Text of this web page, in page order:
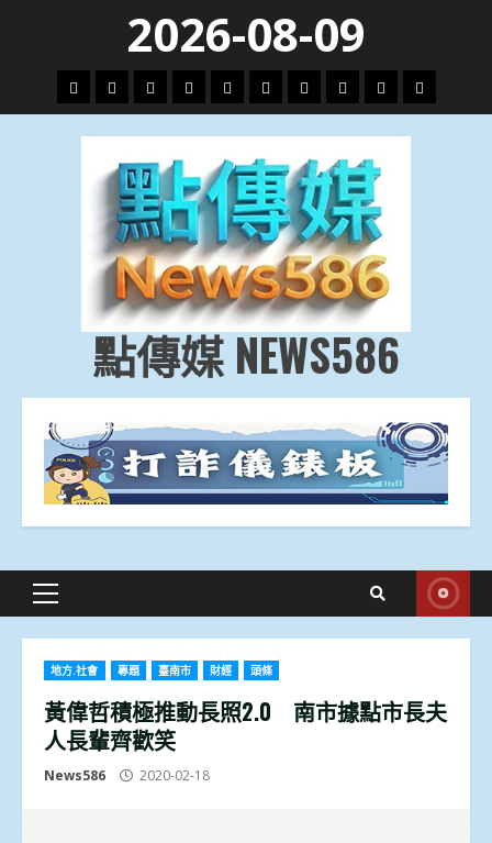
content
2026-08-09
頭
條
財
經
地
方.
會
文
教.
技
專
題
娛
樂
劇
政
治
國
際
運
動
生
活
點傳媒 NEWS586
Primary
地方.社會 專題 臺南市 財經 頭條
黃偉哲積極推動長照2.0 南市據點市長夫
人長輩齊歡笑
News586 2020-02-18